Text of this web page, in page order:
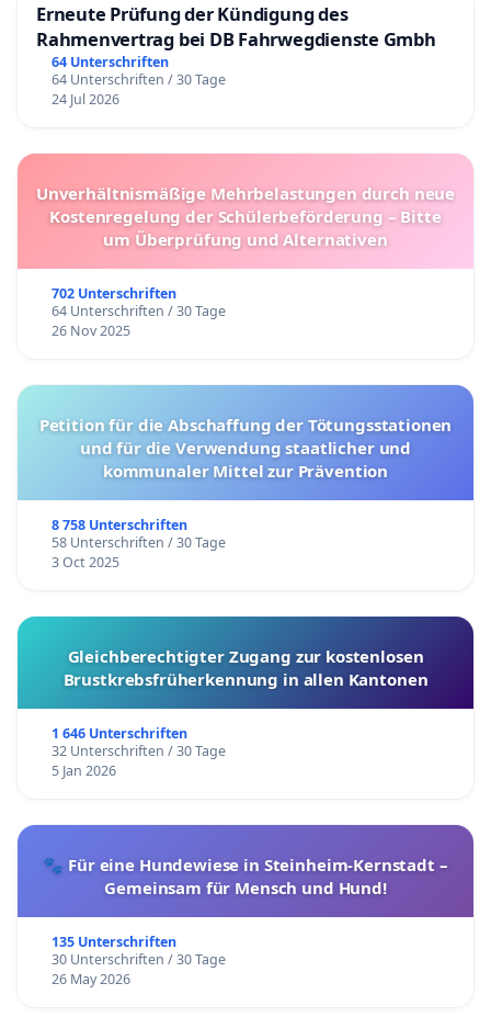
Erneute Prüfung der Kündigung des
Rahmenvertrag bei DB Fahrwegdienste Gmbh
64 Unterschriften
64 Unterschriften / 30 Tage
24 Jul 2026
Unverhältnismäßige Mehrbelastungen durch neue
Kostenregelung der Schülerbeförderung – Bitte
um Überprüfung und Alternativen
702 Unterschriften
64 Unterschriften / 30 Tage
26 Nov 2025
Petition für die Abschaffung der Tötungsstationen
und für die Verwendung staatlicher und
kommunaler Mittel zur Prävention
8 758 Unterschriften
58 Unterschriften / 30 Tage
3 Oct 2025
Gleichberechtigter Zugang zur kostenlosen
Brustkrebsfrüherkennung in allen Kantonen
1 646 Unterschriften
32 Unterschriften / 30 Tage
5 Jan 2026
🐾 Für eine Hundewiese in Steinheim-Kernstadt –
Gemeinsam für Mensch und Hund!
135 Unterschriften
30 Unterschriften / 30 Tage
26 May 2026